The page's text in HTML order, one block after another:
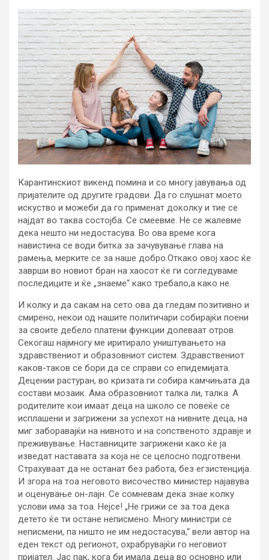
Карантинскиот викенд помина и со многу јавувања од
пријателите од другите градови. Да го слушнат моето
искуство и можеби да го применат доколку и тие се
најдат во таква состојба. Се смеевме. Не се жалевме
дека нешто ни недостасува. Во ова време кога
навистина се води битка за зачувување глава на
рамења, мерките се за наше добро.Откако овој хаос ќе
заврши во новиот бран на хаосот ќе ги согледуваме
последиците и ќе „знаеме“ како требало,а како не.
И колку и да сакам на сето ова да гледам позитивно и
смирено, некои од нашите политичари собирајќи поени
за своите дебело платени функции долеваат отров.
Секогаш најмногу ме иритирало уништувањето на
здравствениот и образовниот систем. Здравствениот
каков-таков се бори да се справи со епидемијата.
Децении растуран, во кризата ги собира камчињата да
состави мозаик. Ама образовниот талка ли, талка. А
родителите кои имаат деца на школо се повеќе се
исплашени и загрижени за успехот на нивните деца, на
миг заборавајќи на нивното и на сопственото здравје и
преживување. Наставниците загрижени како ќе ја
изведат наставата за која не се целосно подготвени.
Страхуваат да не останат без работа, без егзистенција.
И згора на тоа неговото височество министер најавува
и оценување он-лајн. Се сомневам дека знае колку
услови има за тоа. Нејсе! „Не грижи се за тоа дека
детето ќе ти остане неписмено. Многу министри се
неписмени, па ништо не им недостасува,“ вели автор на
еден текст од регионот, охрабрувајќи го неговиот
пријател. Јас пак, кога би имала деца во основно или